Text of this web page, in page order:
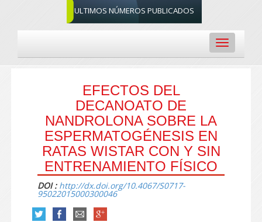
ULTIMOS NÚMEROS PUBLICADOS
Toggle
navigation
EFECTOS DEL
DECANOATO DE
NANDROLONA SOBRE LA
ESPERMATOGÉNESIS EN
RATAS WISTAR CON Y SIN
ENTRENAMIENTO FÍSICO
DOI : http://dx.doi.org/10.4067/S0717-
95022015000300046